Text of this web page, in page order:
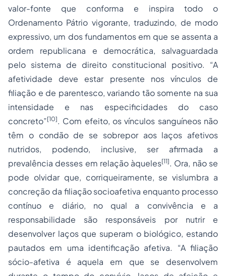
valor-fonte que conforma e inspira todo o
Ordenamento Pátrio vigorante, traduzindo, de modo
expressivo, um dos fundamentos em que se assenta a
ordem republicana e democrática, salvaguardada
pelo sistema de direito constitucional positivo. “A
afetividade deve estar presente nos vínculos de
filiação e de parentesco, variando tão somente na sua
intensidade e nas especificidades do caso
concreto”[10]. Com efeito, os vínculos sanguíneos não
têm o condão de se sobrepor aos laços afetivos
nutridos, podendo, inclusive, ser afirmada a
prevalência desses em relação àqueles[11]. Ora, não se
pode olvidar que, corriqueiramente, se vislumbra a
concreção da filiação socioafetiva enquanto processo
contínuo e diário, no qual a convivência e a
responsabilidade são responsáveis por nutrir e
desenvolver laços que superam o biológico, estando
pautados em uma identificação afetiva. “A filiação
sócio-afetiva é aquela em que se desenvolvem